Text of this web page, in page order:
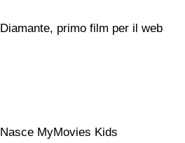
Diamante, primo film per il web
Nasce MyMovies Kids